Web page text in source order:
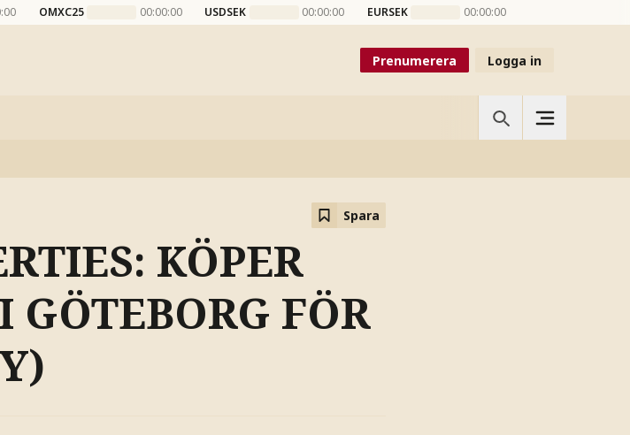
OMXC25 00:00:00 USDSEK 00:00:00 EURSEK 00:00:00
Prenumerera Logga in
Spara
KÖPER
GÖTEBORG FÖR